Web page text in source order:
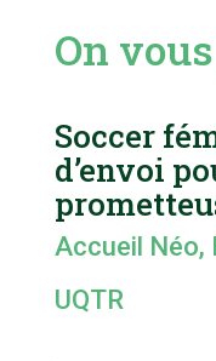
On
Soccer
d’envoi
Accueil Néo,
UQTR